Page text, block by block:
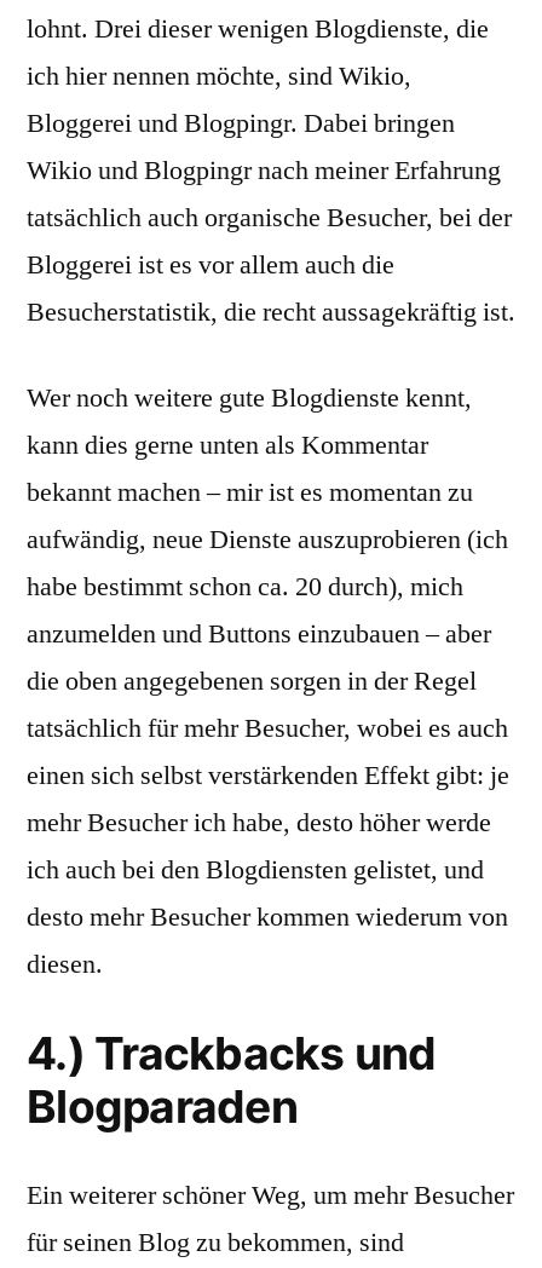
lohnt. Drei dieser wenigen Blogdienste, die
ich hier nennen möchte, sind Wikio,
Bloggerei und Blogpingr. Dabei bringen
Wikio und Blogpingr nach meiner Erfahrung
tatsächlich auch organische Besucher, bei der
Bloggerei ist es vor allem auch die
Besucherstatistik, die recht aussagekräftig ist.
Wer noch weitere gute Blogdienste kennt,
kann dies gerne unten als Kommentar
bekannt machen – mir ist es momentan zu
aufwändig, neue Dienste auszuprobieren (ich
habe bestimmt schon ca. 20 durch), mich
anzumelden und Buttons einzubauen – aber
die oben angegebenen sorgen in der Regel
tatsächlich für mehr Besucher, wobei es auch
einen sich selbst verstärkenden Effekt gibt: je
mehr Besucher ich habe, desto höher werde
ich auch bei den Blogdiensten gelistet, und
desto mehr Besucher kommen wiederum von
diesen.
4.) Trackbacks und
Blogparaden
Ein weiterer schöner Weg, um mehr Besucher
für seinen Blog zu bekommen, sind